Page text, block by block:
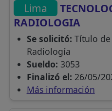
Lima
RADIOLOGIA
Se solicitó: Título
Radiología
Sueldo: 3053
Finalizó el: 26/05/
Más información